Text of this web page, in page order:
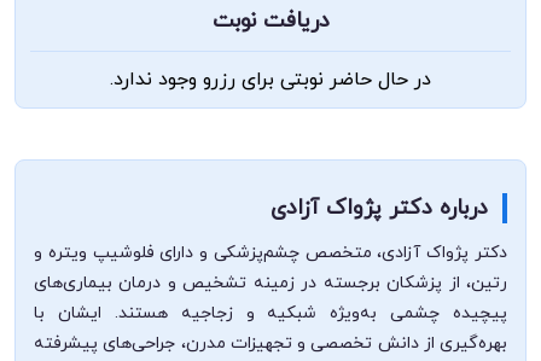
دریافت نوبت
در حال حاضر نوبتی برای رزرو وجود ندارد.
درباره دکتر پژواک آزادی
دکتر پژواک آزادی، متخصص چشم‌پزشکی و دارای فلوشیپ ویتره و
رتین، از پزشکان برجسته در زمینه تشخیص و درمان بیماری‌های
پیچیده چشمی به‌ویژه شبکیه و زجاجیه هستند. ایشان با
بهره‌گیری از دانش تخصصی و تجهیزات مدرن، جراحی‌های پیشرفته